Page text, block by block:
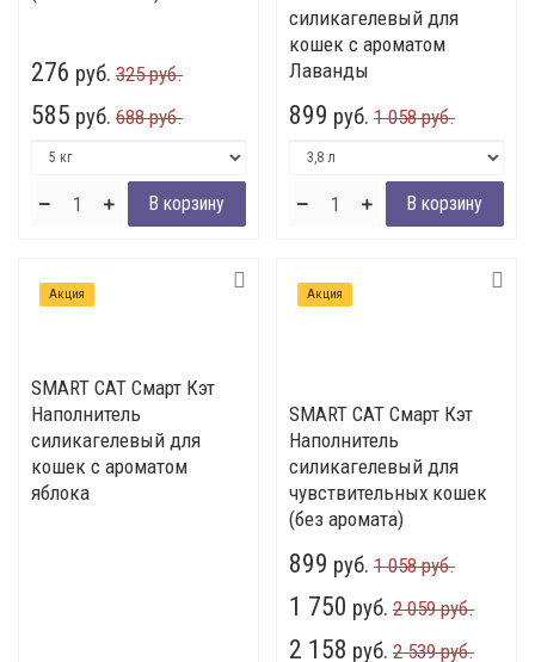
276 руб. 325 руб.
585 руб. 688 руб.
силикагелевый для
кошек с ароматом
Лаванды
899 руб. 1 058 руб.
Акция
SMART CAT Смарт Кэт
Наполнитель
силикагелевый для
кошек с ароматом
яблока
Акция
SMART CAT Смарт Кэт
Наполнитель
силикагелевый для
чувствительных кошек
(без аромата)
899 руб. 1 058 руб.
1 750 руб. 2 059 руб.
2 158 руб. 2 539 руб.